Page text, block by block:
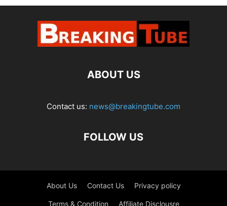
ABOUT US
Contact us: news@breakingtube.com
FOLLOW US
About Us Contact Us Privacy policy
Terms & Condition Affiliate Disclousre